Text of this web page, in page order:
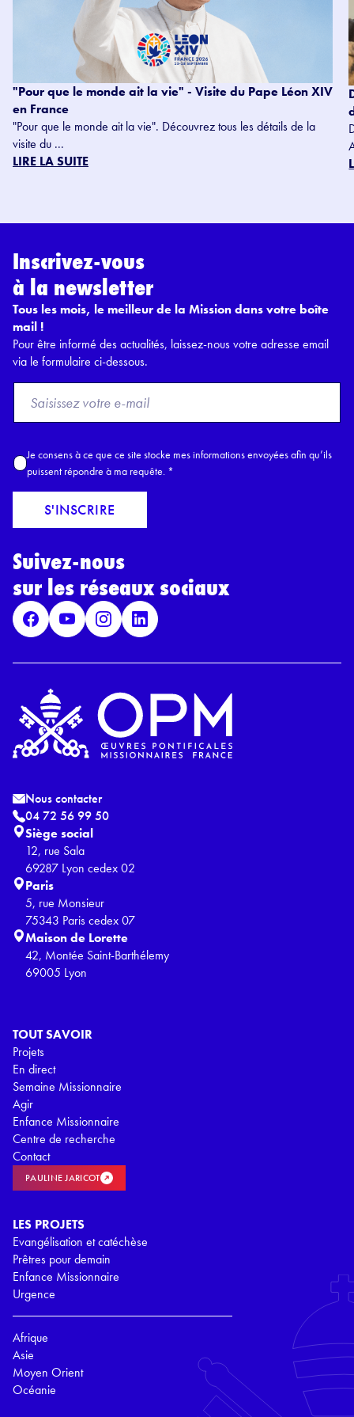
"Pour que le monde ait la vie" - Visite du Pape Léon XIV
en France
"Pour que le monde ait la vie". Découvrez tous les détails de la
visite du ...
LIRE LA SUITE
Inscrivez-vous
à la newsletter
Tous les mois, le meilleur de la Mission dans votre boîte
mail !
Pour être informé des actualités, laissez-nous votre adresse email
via le formulaire ci-dessous.
o
E
a
l
A
c
c
r
R
P
D
*
Je consens à ce que ce site stocke mes informations envoyées afin qu’ils
puissent répondre à ma requête. *
S'INSCRIRE
Suivez-nous
sur les réseaux sociaux
TOUT SAVOIR
Projets
En direct
Semaine Missionnaire
Agir
Enfance Missionnaire
Centre de recherche
Contact
PAULINE JARICOT
LES PROJETS
Evangélisation et catéchèse
Prêtres pour demain
Enfance Missionnaire
Urgence
Afrique
Asie
Moyen Orient
Océanie
Nous contacter
04 72 56 99 50
Siège social
12, rue Sala
69287 Lyon cedex 02
Paris
5, rue Monsieur
75343 Paris cedex 07
Maison de Lorette
42, Montée Saint-Barthélemy
69005 Lyon